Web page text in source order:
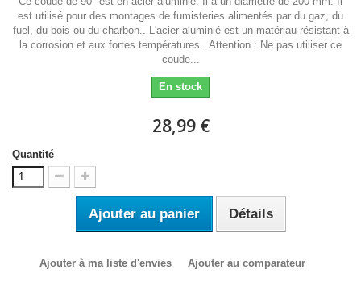
est utilisé pour des montages de fumisteries alimentés par du gaz, du
fuel, du bois ou du charbon.. L'acier aluminié est un matériau résistant à
la corrosion et aux fortes températures.. Attention : Ne pas utiliser ce
coude...
En stock
28,99 €
Quantité
Ajouter au panier Détails
Ajouter à ma liste d'envies Ajouter au comparateur